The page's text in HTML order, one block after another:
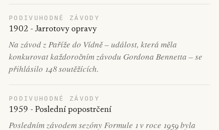
PODIVUHODNÉ ZÁVODY
1902 - Jarrotovy opravy
Na závod z Paříže do Vídně – událost, která měla
konkurovat každoročním závodu Gordona Bennetta – se
přihlásilo 148 soutěžících.
PODIVUHODNÉ ZÁVODY
1959 - Poslední popostrčení
Posledním závodem sezóny Formule 1 v roce 1959 byla